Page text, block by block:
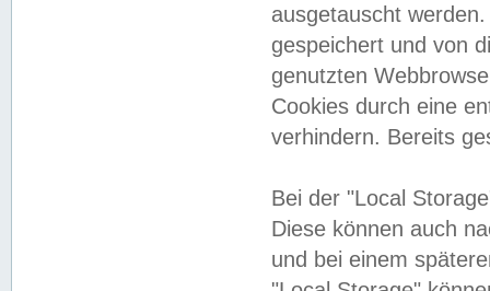
ausgetauscht
gespeichert und von
genutzten
Cookies durch eine
verhindern. Bereits
Bei der "Local
Diese können auch
und bei einem